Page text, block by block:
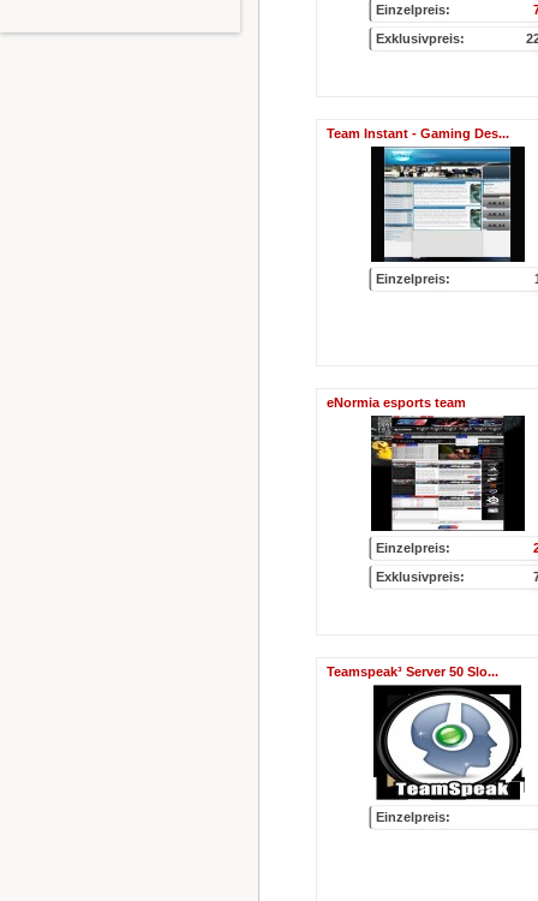
Einzelpreis:
Exklusivpreis:
Team Instant - Gaming Des...
Einzelpreis:
eNormia esports team
Einzelpreis:
Exklusivpreis:
Teamspeak³ Server 50 Slo...
Einzelpreis: